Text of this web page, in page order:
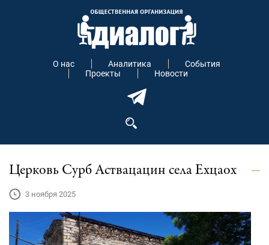
О нас Аналитика
События
Проекты
Новости
Церковь Сурб Аствацацин села Ехцаох
3 ноября 2025